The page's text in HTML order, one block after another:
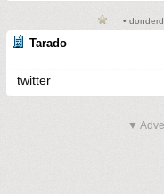
•
Tarado
twitter
▼